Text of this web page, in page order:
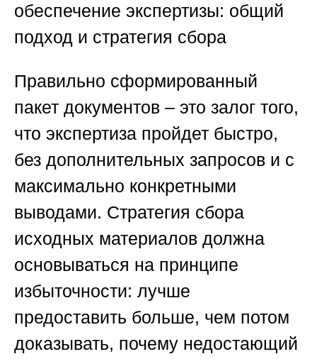
обеспечение экспертизы: общий
подход и стратегия сбора
Правильно сформированный
пакет документов – это залог того,
что экспертиза пройдет быстро,
без дополнительных запросов и с
максимально конкретными
выводами. Стратегия сбора
исходных материалов должна
основываться на принципе
избыточности: лучше
предоставить больше, чем потом
доказывать, почему недостающий